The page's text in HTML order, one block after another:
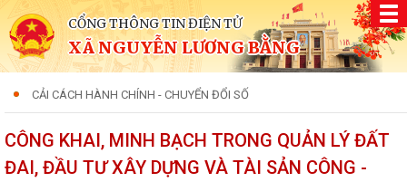
CỔNG THÔNG TIN ĐIỆN TỬ
XÃ NGUYỄN LƯƠNG BẰNG
CẢI CÁCH HÀNH CHÍNH - CHUYỂN ĐỔI SỐ
CÔNG KHAI, MINH BẠCH TRONG QUẢN LÝ ĐẤT
ĐAI, ĐẦU TƯ XÂY DỰNG VÀ TÀI SẢN CÔNG -